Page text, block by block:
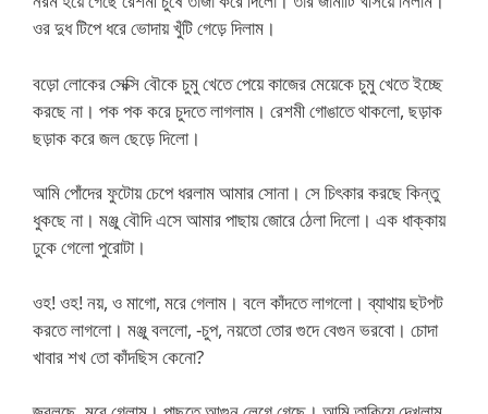
ওর দুধ টিপে ধরে ভোদায় খুঁটি গেড়ে দিলাম।
বড়ো লোকের সেক্সি বৌকে চুমু খেতে পেয়ে কাজের মেয়েকে চুমু খেতে ইচ্ছে
করছে না। পক পক করে চুদতে লাগলাম। রেশমী গোঙাতে থাকলো, ছড়াক
ছড়াক করে জল ছেড়ে দিলো।
আমি পোঁদের ফুটোয় চেপে ধরলাম আমার সোনা। সে চিৎকার করছে কিন্তু
ধুকছে না। মঞ্জু বৌদি এসে আমার পাছায় জোরে ঠেলা দিলো। এক ধাক্কায়
ঢুকে গেলো পুরোটা।
ওহ! ওহ! নয়, ও মাগো, মরে গেলাম। বলে কাঁদতে লাগলো। ব্যাথায় ছটপট
করতে লাগলো। মঞ্জু বললো, -চুপ, নয়তো তোর গুদে বেগুন ভরবো। চোদা
খাবার শখ তো কাঁদছিস কেনো?